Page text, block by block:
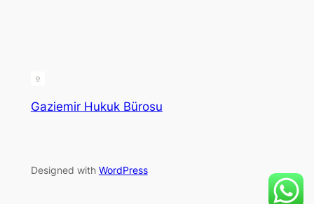
Gaziemir Hukuk Bürosu
Designed with WordPress